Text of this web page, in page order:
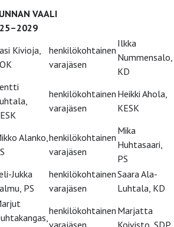
VAALI
Kivioja,
henkilökohtainen
varajäsen
Ilkka
Nummensalo,
KD
henkilökohtainen
varajäsen
Heikki Ahola,
KESK
Alanko, henkilökohtainen
varajäsen
Mika
Huhtasaari,
PS
Jukka
PS
henkilökohtainen
varajäsen
Saara Ala-
Luhtala, KD
henkilökohtainen
varajäsen
Marjatta
Koivisto, SDP